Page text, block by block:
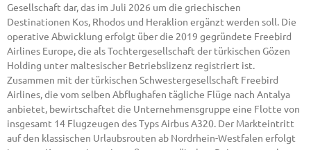
Gesellschaft dar, das im Juli 2026 um die griechischen
Destinationen Kos, Rhodos und Heraklion ergänzt werden soll. Die
operative Abwicklung erfolgt über die 2019 gegründete Freebird
Airlines Europe, die als Tochtergesellschaft der türkischen Gözen
Holding unter maltesischer Betriebslizenz registriert ist.
Zusammen mit der türkischen Schwestergesellschaft Freebird
Airlines, die vom selben Abflughafen tägliche Flüge nach Antalya
anbietet, bewirtschaftet die Unternehmensgruppe eine Flotte von
insgesamt 14 Flugzeugen des Typs Airbus A320. Der Markteintritt
auf den klassischen Urlaubsrouten ab Nordrhein-Westfalen erfolgt